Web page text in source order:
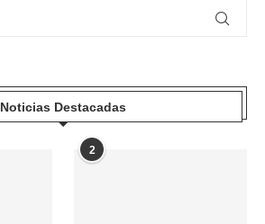
Noticias Destacadas
2